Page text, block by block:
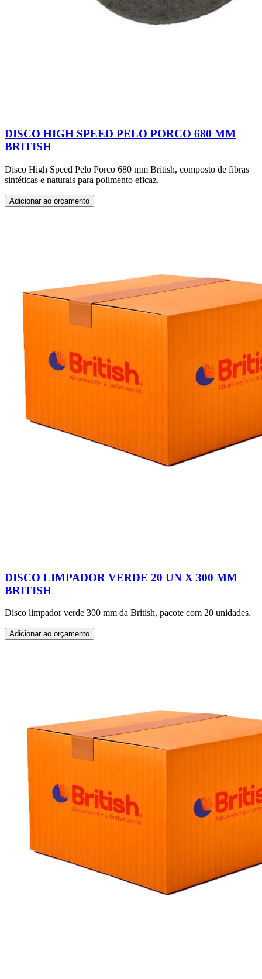
DISCO HIGH SPEED PELO PORCO 680 MM
BRITISH
Disco High Speed Pelo Porco 680 mm British, composto de fibras
sintéticas e naturais para polimento eficaz.
Adicionar ao orçamento
DISCO LIMPADOR VERDE 20 UN X 300 MM
BRITISH
Disco limpador verde 300 mm da British, pacote com 20 unidades.
Adicionar ao orçamento